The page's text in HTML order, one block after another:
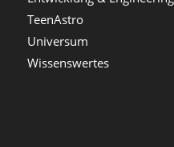
TeenAstro
Universum
Wissenswertes